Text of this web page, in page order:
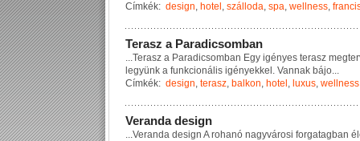
Címkék: design, hotel , szálloda, spa, wellness,
Terasz a Paradicsomban
...Terasz a Paradicsomban Egy igényes terasz megter
együn k a fun kcioná is igénye kke . Vannak bájo...
Címkék: design, terasz, balkon, hotel , luxus, wellness
Veranda design
...Veranda design A rohanó nagyvárosi forgatagban é